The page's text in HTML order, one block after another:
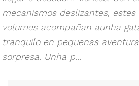
mecanismos deslizantes,
volumes acompañan aunha
tranquilo en pequenas
sorpresa. Unha p...